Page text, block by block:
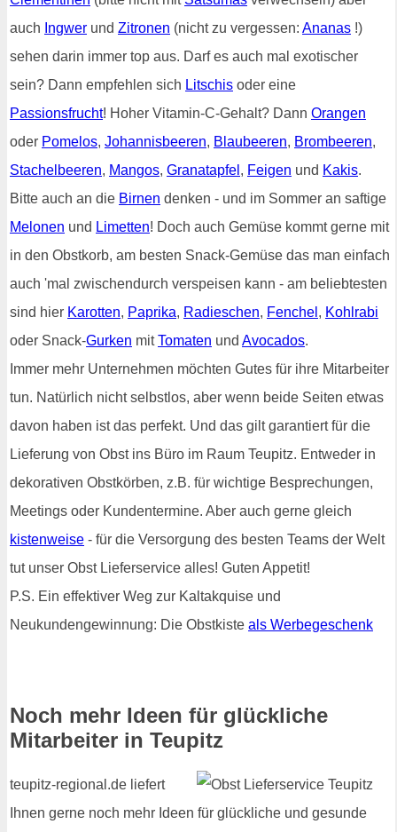
auch Ingwer und Zitronen (nicht zu vergessen: Ananas !)
sehen darin immer top aus. Darf es auch mal exotischer
sein? Dann empfehlen sich Litschis oder eine
Passionsfrucht! Hoher Vitamin-C-Gehalt? Dann Orangen
oder Pomelos, Johannisbeeren, Blaubeeren, Brombeeren,
Stachelbeeren, Mangos, Granatapfel , Feigen und Kakis.
Bitte auch an die Birnen denken - und im Sommer an saftige
Melonen und Limetten! Doch auch Gemüse kommt gerne mit
in den Obstkorb, am besten Snack-Gemüse das man einfach
auch 'mal zwischendurch verspeisen kann - am beliebtesten
sind hier Karotten, Paprika, Radieschen, Fenchel , Kohlrabi
oder Snack-Gurken mitTomaten und Avocados.
Immer mehr Unternehmen möchten Gutes für ihre Mitarbeiter
tun. Natürlich nicht selbstlos, aber wenn beide Seiten etwas
davon haben ist das perfekt. Und das gilt garantiert für die
Lieferung von Obst ins Büro im Raum Teupitz. Entweder in
dekorativen Obstkörben, z.B. für wichtige Besprechungen,
Meetings oder Kundentermine. Aber auch gerne gleich
kistenweise - für die Versorgung des besten Teams der Welt
tut unser Obst Lieferservice alles! Guten Appetit!
P.S. Ein effektiver Weg zur Kaltakquise und
Neukundengewinnung: Die Obstkiste als Werbegeschenk
Noch mehr Ideen für glückliche
Mitarbeiter in Teupitz
teupitz-regional.de liefert
Ihnen gerne noch mehr Ideen für glückliche und gesunde